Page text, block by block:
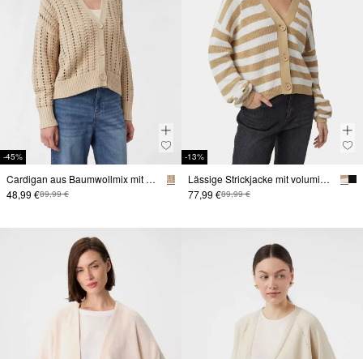
-45%
Cardigan aus Baumwollmix mit Lochmuster
48,99 €89,99 €
-13%
Lässige Strickjacke mit voluminösen Ärmeln
77,99 €89,99 €